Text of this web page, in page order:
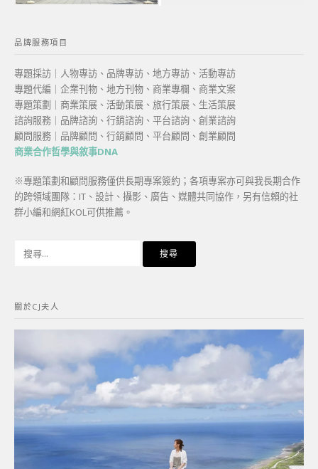
品牌服務項目
專題採訪｜人物專訪、品牌專訪、地方專訪、活動專訪
專題代編｜企業刊物、地方刊物、商業專欄、商業文案
專題策劃｜商業策展、活動策展、旅行策展、生活策展
諮詢服務｜品牌諮詢、行銷諮詢、平台諮詢、創業諮詢
顧問服務｜品牌顧問、行銷顧問、平台顧問、創業顧問
商業合作哲學與敘事DNA
※專題策劃和顧問服務僅供長期專案簽約；各項專案亦可與我長期合作
的跨領域團隊：IT、設計、攝影、廣告、媒體共同協作，另有信賴的社
群小編和網紅KOL可供推薦。
字:
關於CJ夫人